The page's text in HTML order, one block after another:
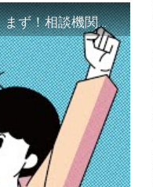
「ギャンブル等依存症対策啓発動画 ～一人で悩まず、家族で悩まず、まず！相談機関へ～」